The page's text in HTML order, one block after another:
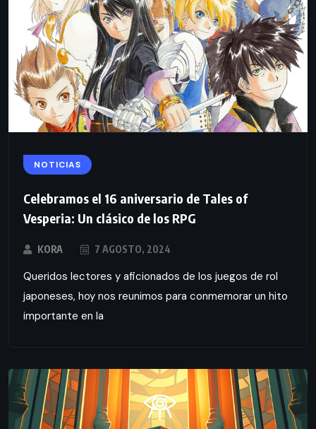
NOTICIAS
Celebramos el 16 aniversario de Tales of
Vesperia: Un clásico de los RPG
KORA 7 AGOSTO, 2024
Queridos lectores y aficionados de los juegos de rol
japoneses, hoy nos reunimos para conmemorar un hito
importante en la